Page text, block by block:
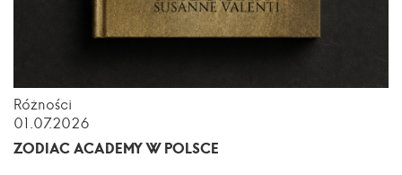
Różności
01.07.2026
ZODIAC ACADEMY W POLSCE